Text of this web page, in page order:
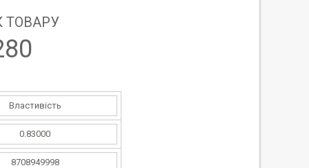
ТОВАРУ
Властивість
0.83000
8708949998